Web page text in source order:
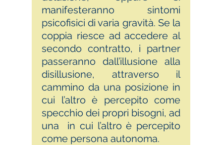
manifesteranno sintomi
psicofisici di varia gravità. Se la
coppia riesce ad accedere al
secondo contratto, i partner
passeranno dall’illusione alla
disillusione, attraverso il
cammino da una posizione in
cui l’altro è percepito come
specchio dei propri bisogni, ad
una in cui l’altro è percepito
come persona autonoma.